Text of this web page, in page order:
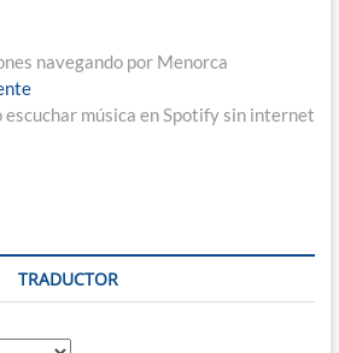
navegando por Menorca
Entrada
siguiente:
escuchar música en Spotify sin internet
TRADUCTOR